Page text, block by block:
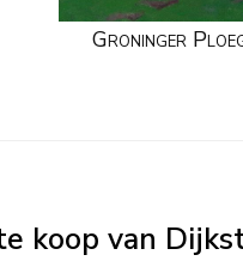
Groninger
koop van